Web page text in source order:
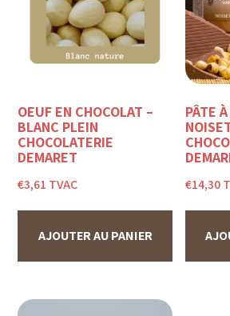
OEUF EN CHOCOLAT –
BLANC PLEIN
CHOCOLATERIE
DEMARET
€3,61 TVAC
AJOUTER AU PANIER
PÂTE
€14,30